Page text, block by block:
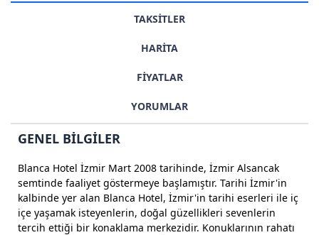
TAKSİTLER
HARİTA
FİYATLAR
YORUMLAR
GENEL BİLGİLER
Blanca Hotel İzmir Mart 2008 tarihinde, İzmir Alsancak
semtinde faaliyet göstermeye başlamıştır. Tarihi İzmir'in
kalbinde yer alan Blanca Hotel, İzmir'in tarihi eserleri ile iç
içe yaşamak isteyenlerin, doğal güzellikleri sevenlerin
tercih ettiği bir konaklama merkezidir. Konuklarının rahatı